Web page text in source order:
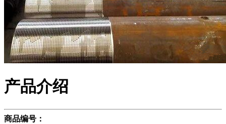
产品介绍
商品编号：